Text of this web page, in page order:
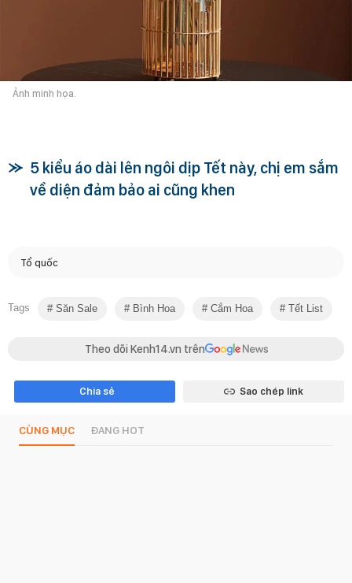
Ảnh minh họa.
5 kiểu áo dài lên ngôi dịp Tết này, chị em sắm
về diện đảm bảo ai cũng khen
Tổ quốc
Tags Săn Sale Bình Hoa Cắm Hoa Tết List
Theo dõi Kenh14.vn trên
Chia sẻ Sao chép link
CÙNG MỤC ĐANG HOT